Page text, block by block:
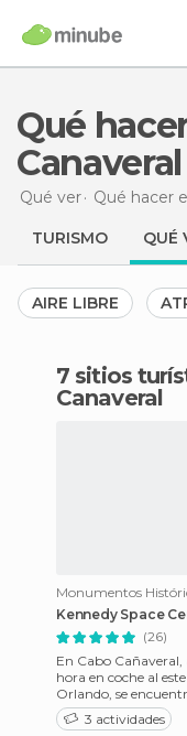
Qué hacer en Cape
Canaveral
Qué ver Qué hacer
TURISMO QUÉ
AIRE LIBRE
7 sitios turísticos de Cape
Canaveral
Kennedy Space
(26)
En Cabo Cañaveral,
hora en coche al
Orlando, se
museo de visita
trata de un museo
3 actividades